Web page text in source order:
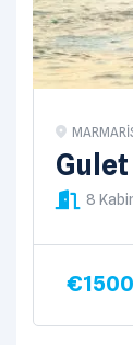
8
€1500